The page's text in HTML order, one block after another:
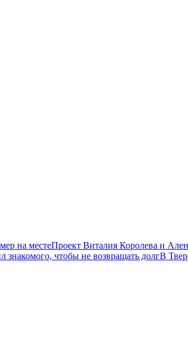
на местеПроект Виталия Королева и
чтобы не возвращать долгВ